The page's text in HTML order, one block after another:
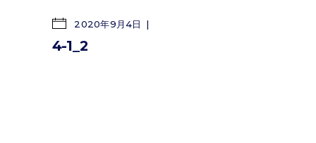
2020年9月4日
4-1_2